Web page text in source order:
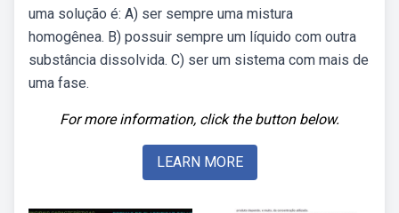
uma solução é: A) ser sempre uma mistura
homogênea. B) possuir sempre um líquido com outra
substância dissolvida. C) ser um sistema com mais de
uma fase.
For more information, click the button below.
LEARN MORE